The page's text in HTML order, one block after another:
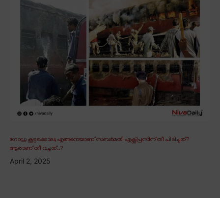
ഗോധ്ര കൂട്ടക്കൊല; എങ്ങനെയാണ് സബർമതി എക്സ്പ്രസിന് തീ പിടിച്ചത്?
ആരാണ് തീ വച്ചത്..?
April 2, 2025